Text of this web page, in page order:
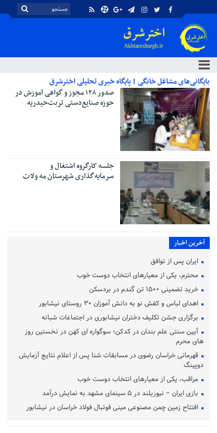
بایگانی‌های مشاغل خانگی | پایگاه خبری تحلیلی اخترشرق
صدور ۱۲۸ مجوز و گواهی آموزش در
حوزه صنایع‌دستی تربت‌حیدریه
جلسه کارگروه اشتغال و
سرمایه‌گذاری شهرستان مه ولات
آخرین اخبار
ایران پس از توافق
محترم، یکی از معیارهای انتخاب دوست خوب
خرید تضمینی ۱۵۰۰ تن گندم در بردسکن
اهدای لباس و کفش نو به دانش آموزان ۳۰ روستای نیشابور
برگزاری جشن تکلیف دختران نیشابوری در اجتماعات شبانه
آیین سنتی علم‌ بندان در کدکن؛ سوگواره‌ ای کهن در نخستین روز
های محرم
قهرمانی خراسان رضوی در مسابقات شنا پس از اعلام نتایج آزمایش
دوپینگ
مراقب، یکی از معیارهای انتخاب دوست خوب
بازی ایران – نیوزیلند در ۵ سینمای مشهد به نمایش درآمد
افتتاح زمین چمن مصنوعی مینی فوتبال فولاد خراسان در نیشابور